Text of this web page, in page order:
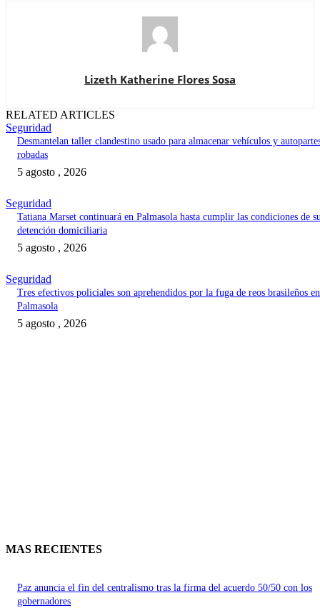
Lizeth Katherine Flores Sosa
RELATED ARTICLES
Seguridad
Desmantelan taller clandestino usado para almacenar vehículos y
robadas
5 agosto , 2026
Seguridad
Tatiana Marset continuará en Palmasola hasta cumplir las condiciones de
detención domiciliaria
5 agosto , 2026
Seguridad
Tres efectivos policiales son aprehendidos por la fuga de reos brasileños en
Palmasola
5 agosto , 2026
MAS RECIENTES
Paz anuncia el fin del centralismo tras la firma del acuerdo 50/50 con los
gobernadores